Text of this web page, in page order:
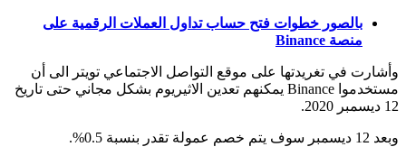
بالصور خطوات فتح حساب تداول العملات الرقمية على
منصة Binance
وأشارت في تغريدتها على موقع التواصل الاجتماعي تويتر الى أن
مستخدموا Binance يمكنهم تعدين الاثيريوم بشكل مجاني حتى تاريخ
12 ديسمبر 2020.
وبعد 12 ديسمبر سوف يتم خصم عمولة تقدر بنسبة 0.5%.